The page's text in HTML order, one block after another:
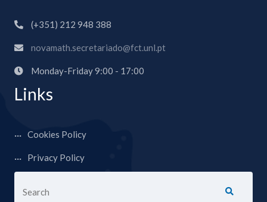
(+351) 212 948 388
novamath.secretariado@fct.unl.pt
Monday-Friday 9:00 - 17:00
Links
Cookies Policy
Privacy Policy